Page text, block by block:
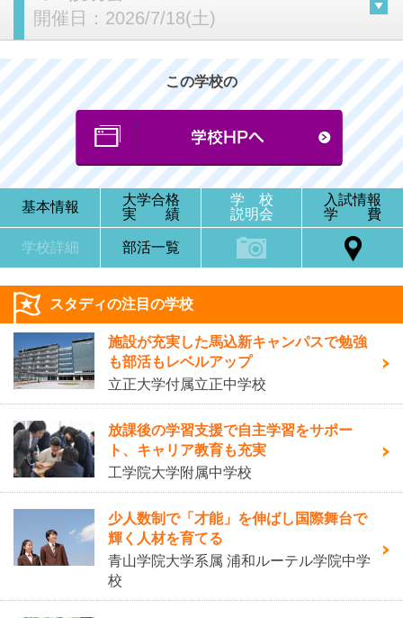
開催日： 2026/7/18(土)
この学校の
基本情報
大学合格
実 績
学 校
説明会
入試情報
学 費
学校詳細 部活一覧
スタディの注目の学校
施設が充実した馬込新キャンパスで勉強
も部活もレベルアップ
立正大学付属立正中学校
放課後の学習支援で自主学習をサポー
ト、キャリア教育も充実
工学院大学附属中学校
少人数制で「才能」を伸ばし国際舞台で
輝く人材を育てる
青山学院大学系属 浦和ルーテル学院中学
校